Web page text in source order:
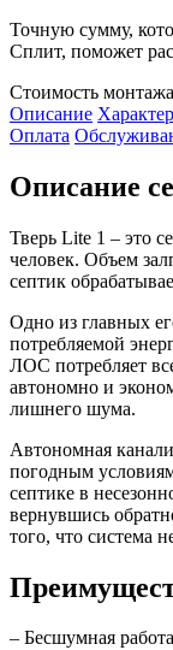
Точную сумму,
Сплит, поможет
Стоимость монтажа
Описание
Оплата
Описание
Тверь Lite 1 – это
человек. Объем
септик
Одно из главных
потребляемой
ЛОС потребляет
автономно и
лишнего шума.
Автономная
погодным
септике в
вернувшись
того, что система
– Бесшумная работа